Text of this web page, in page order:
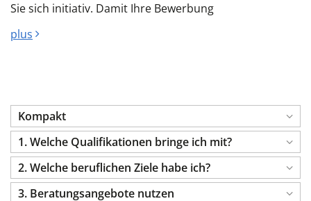
Sie sich initiativ. Damit Ihre Bewerbung
plus
Kompakt
1. Welche Qualifikationen bringe ich mit?
2. Welche beruflichen Ziele habe ich?
3. Beratungsangebote nutzen